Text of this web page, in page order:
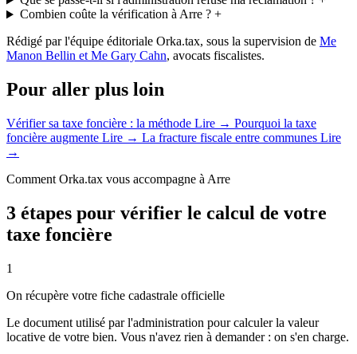
Combien coûte la vérification à Arre ?+
Rédigé par l'équipe éditoriale Orka.tax, sous la supervision de Me
Manon Bellin et Me Gary Cahn, avocats fiscalistes.
Pour aller plus loin
Vérifier sa taxe foncière : la méthode Lire → Pourquoi la taxe
foncière augmente Lire → La fracture fiscale entre communes Lire
→
Comment Orka.tax vous accompagne à Arre
3 étapes pour vérifier le calcul de votre
taxe foncière
1
On récupère votre fiche cadastrale officielle
Le document utilisé par l'administration pour calculer la valeur
locative de votre bien. Vous n'avez rien à demander : on s'en charge.